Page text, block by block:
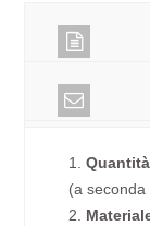
1.
(a
2.